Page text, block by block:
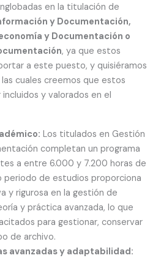
en la titulación de
y Documentación,
y Documentación o
, ya que estos
a este puesto, y quisiéramos
cuales creemos que estos
y valorados en el
Los titulados en Gestión
completan un programa
a entre 6.000 y 7.200 horas de
periodo de estudios proporciona
y rigurosa en la gestión de
y práctica avanzada, lo que
para gestionar, conservar
de archivo.
avanzadas y adaptabilidad: